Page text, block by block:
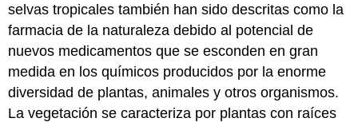
selvas tropicales también han sido descritas como la
farmacia de la naturaleza debido al potencial de
nuevos medicamentos que se esconden en gran
medida en los químicos producidos por la enorme
diversidad de plantas, animales y otros organismos.
La vegetación se caracteriza por plantas con raíces